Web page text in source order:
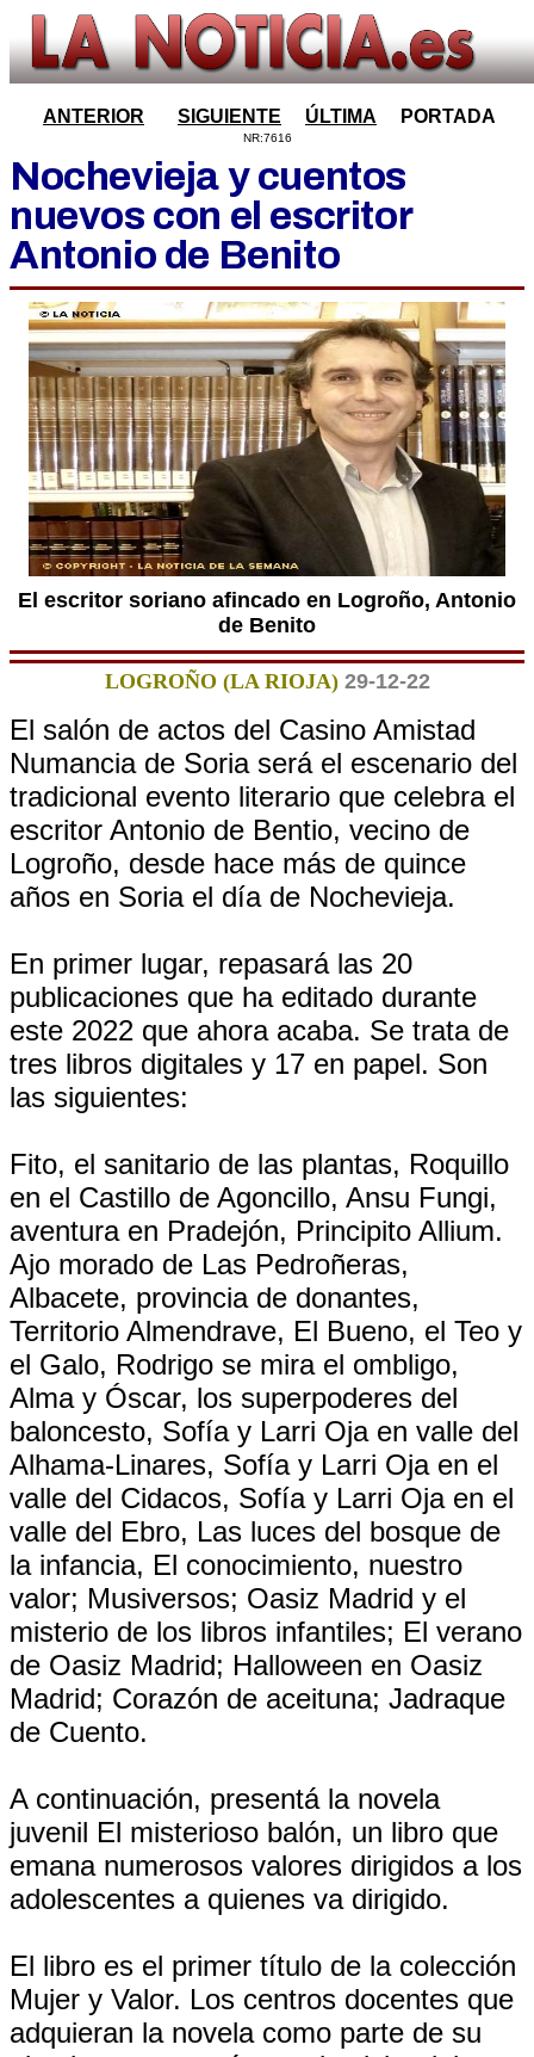
ANTERIOR SIGUIENTE ÚLTIMA PORTADA
NR:7616
Nochevieja y cuentos
nuevos con el escritor
Antonio de Benito
El escritor soriano afincado en Logroño, Antonio
de Benito
LOGROÑO (LA RIOJA) 29-12-22
El salón de actos del Casino Amistad
Numancia de Soria será el escenario del
tradicional evento literario que celebra el
escritor Antonio de Bentio, vecino de
Logroño, desde hace más de quince
años en Soria el día de Nochevieja.
En primer lugar, repasará las 20
publicaciones que ha editado durante
este 2022 que ahora acaba. Se trata de
tres libros digitales y 17 en papel. Son
las siguientes:
Fito, el sanitario de las plantas, Roquillo
en el Castillo de Agoncillo, Ansu Fungi,
aventura en Pradejón, Principito Allium.
Ajo morado de Las Pedroñeras,
Albacete, provincia de donantes,
Territorio Almendrave, El Bueno, el Teo y
el Galo, Rodrigo se mira el ombligo,
Alma y Óscar, los superpoderes del
baloncesto, Sofía y Larri Oja en valle del
Alhama-Linares, Sofía y Larri Oja en el
valle del Cidacos, Sofía y Larri Oja en el
valle del Ebro, Las luces del bosque de
la infancia, El conocimiento, nuestro
valor; Musiversos; Oasiz Madrid y el
misterio de los libros infantiles; El verano
de Oasiz Madrid; Halloween en Oasiz
Madrid; Corazón de aceituna; Jadraque
de Cuento.
A continuación, presentá la novela
juvenil El misterioso balón, un libro que
emana numerosos valores dirigidos a los
adolescentes a quienes va dirigido.
El libro es el primer título de la colección
Mujer y Valor. Los centros docentes que
adquieran la novela como parte de su